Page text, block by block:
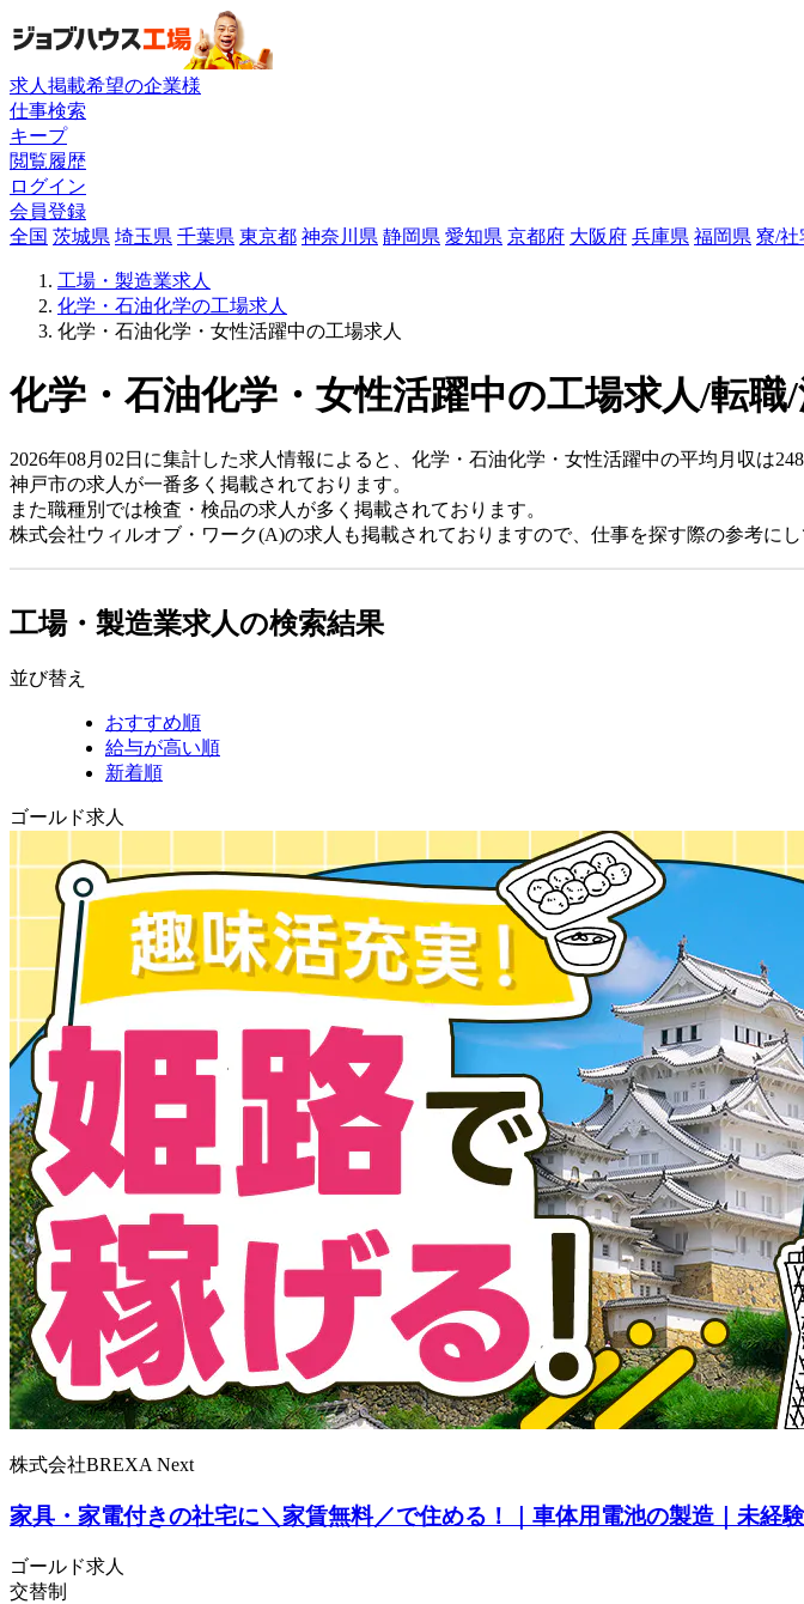
求人掲載希望の企業様
仕事検索
キープ
閲覧履歴
ログイン
会員登録
全国 茨城県 埼玉県 千葉県 東京都 神奈川県 静岡県 愛知県 京都府 大阪府 兵庫県 福岡県 寮/社
工場・製造業求人
化学・石油化学の工場求人
化学・石油化学・女性活躍中の工場求人
化学・石油化学・女性活躍中の工場求人/転職
2026年08月02日に集計した求人情報によると、化学・石油化学・女性活躍中の平均月収は
神戸市の求人が一番多く掲載されております。
また職種別では検査・検品の求人が多く掲載されております。
株式会社ウィルオブ・ワーク(A)の求人も掲載されておりますので、仕事を探す際の参考にし
工場・製造業求人の検索結果
並び替え
おすすめ順
給与が高い順
新着順
ゴールド求人
株式会社BREXA Next
家具・家電付きの社宅に＼家賃無料／で住める！｜車体用電池の製造｜未経
ゴールド求人
交替制